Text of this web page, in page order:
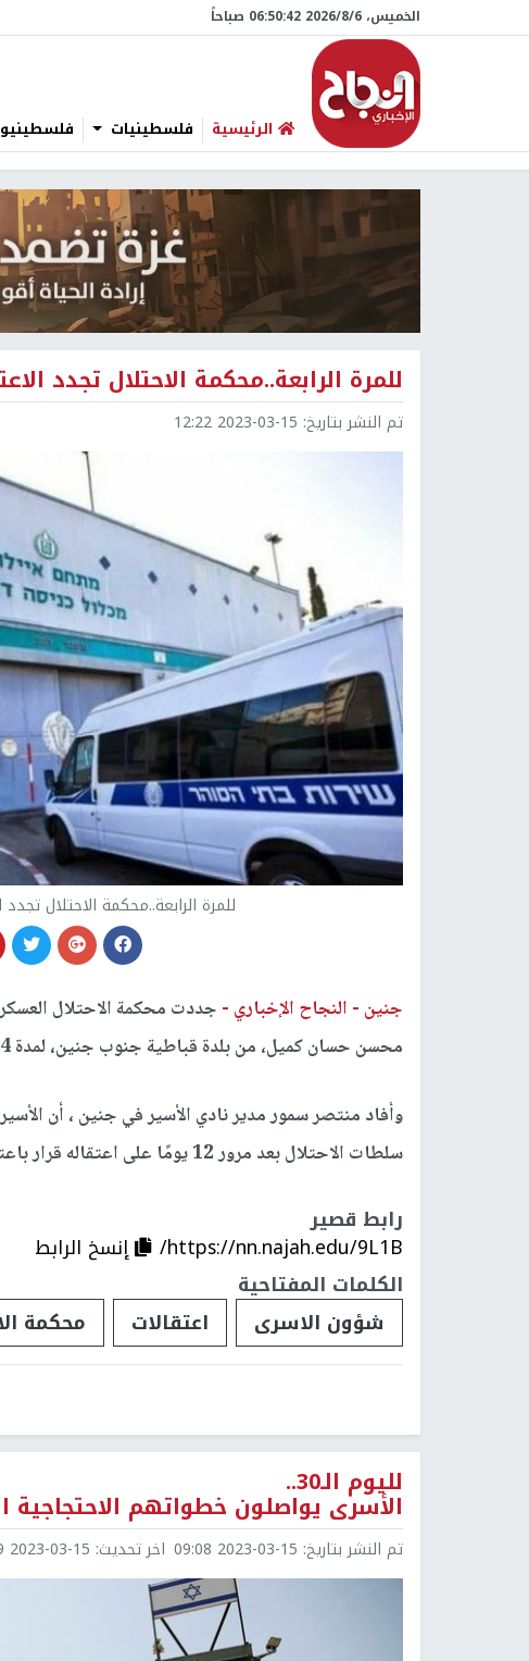
الخميس، 6/‏8/‏2026 06:50:42 صباحاً
الرئيسية فلسطينيات فلسطينيو 48
للمرة الرابعة..محكمة الاحتلال تجدد
تم النشر بتاريخ: 2023-03-15 12:22
للمرة الرابعة..محكمة الاحتلال
جنين - النجاح الإخباري - جددت محكمة الاحتلال
محسن حسان كميل، من بلدة قباطية جنوب جنين، لمدة 4 أشهر، وذلك للمرة الرابعة.
سلطات الاحتلال بعد مرور 12 يومًا على اعتقاله قرار باعتقاله إداريا.
رابط قصير
https://nn.najah.edu/9L1B/
إنسخ الرابط
الكلمات المفتاحية
شؤون الاسرى
اعتقالات محكمة
لليوم الـ30..
الأسرى يواصلون خطواتهم الاحتجاجية
تم النشر بتاريخ: 2023-03-15 09:08 اخر تحديث: 2023-03-15 09:19